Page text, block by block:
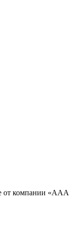
от компании «ААА